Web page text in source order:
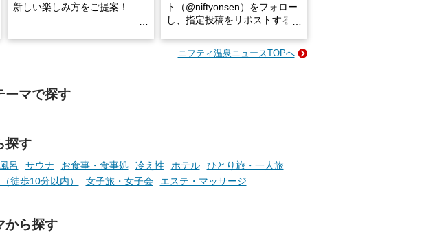
新しい楽しみ方をご提案！
手相やタロットなど気軽に楽し
ト（@niftyonsen）をフォロー
し、指定投稿をリポストする
GIFT500円分をプレゼントい
ニフティ温泉ニュースTOPへ
ーマで探す
探す
呂 サウナ お食事・食事処 冷え性 ホテル
ひとり旅・一人旅
徒歩10分以内） 女子旅・女子会
エステ・マッサージ
から探す